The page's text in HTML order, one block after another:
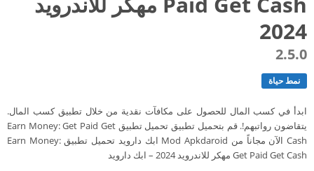
2024
2.5.0
نمط حياة
ابدأ في كسب المال للحصول على مكافآت نقدية من خلال تطبيق كسب المال.
يتقاضون رواتبهم!. قم بتحميل تطبيق تحميل تطبيق Earn Money: Get Paid Get
Cash الآن مجاناً من Mod Apkdaroid ابك دارويد تحميل تطبيق Earn Money:
Get Paid Get Cash مهكر للاندرويد 2024 – ابك دارويد